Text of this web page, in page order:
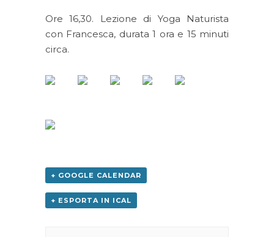
Ore 16,30. Lezione di Yoga Naturista
con Francesca, durata 1 ora e 15 minuti
circa.
+ GOOGLE CALENDAR
+ ESPORTA IN ICAL